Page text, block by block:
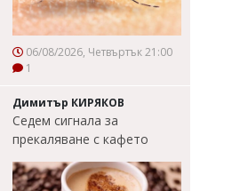
06/08/2026, Четвъртък 21:00
1
Димитър КИРЯКОВ
Седем сигнала за
прекаляване с кафето